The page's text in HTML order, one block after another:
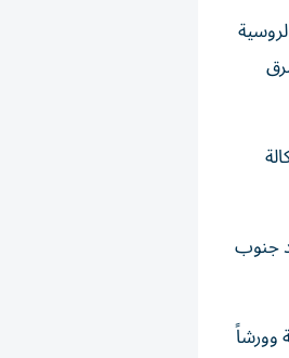
جنوب
وورشاً